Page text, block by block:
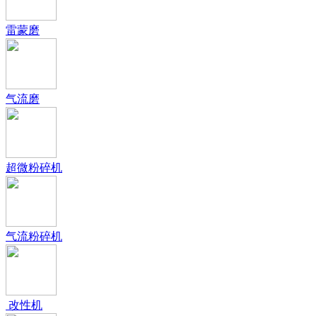
雷蒙磨
气流磨
超微粉碎机
气流粉碎机
改性机